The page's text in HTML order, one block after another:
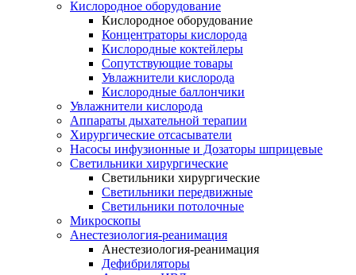
Кислородное оборудование
Кислородное оборудование
Концентраторы кислорода
Кислородные коктейлеры
Сопутствующие товары
Увлажнители кислорода
Кислородные баллончики
Увлажнители кислорода
Аппараты дыхательной терапии
Хирургические отсасыватели
Насосы инфузионные и Дозаторы шприцевые
Светильники хирургические
Светильники хирургические
Светильники передвижные
Светильники потолочные
Микроскопы
Анестезиология-реанимация
Анестезиология-реанимация
Дефибриляторы